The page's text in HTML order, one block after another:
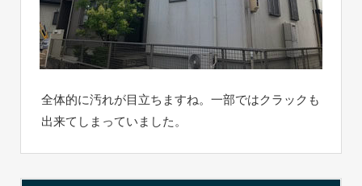
全体的に汚れが目立ちますね。一部ではクラックも
出来てしまっていました。